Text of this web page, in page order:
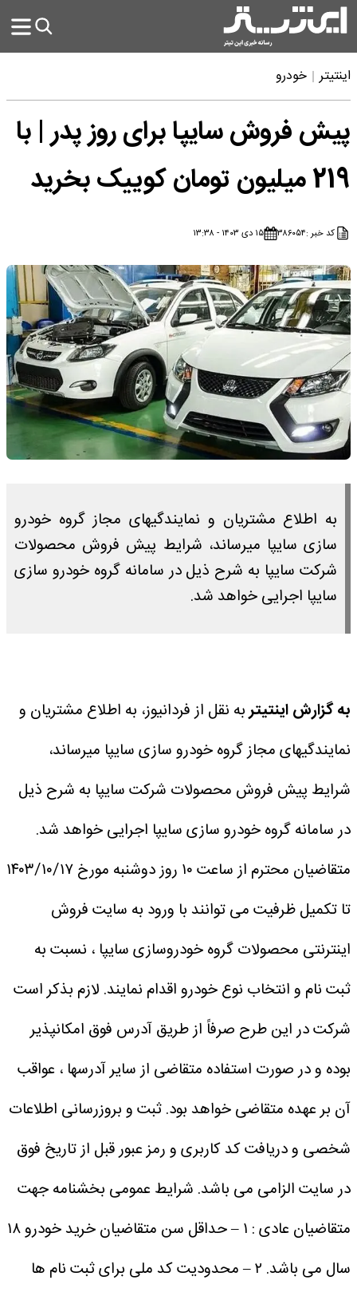
اینتیتر خودرو
پیش فروش سایپا برای روز پدر | با
219 میلیون تومان کوییک بخرید
کد خبر :۳۸۶۰۵۴ ۱۵ دی ۱۴۰۳ - ۱۳:۳۸
به اطلاع مشتریان و نمایندگیهای مجاز گروه خودرو
سازی سایپا میرساند، شرایط پیش فروش محصولات
شرکت سایپا به شرح ذیل در سامانه گروه خودرو سازی
سایپا اجرایی خواهد شد.
به گزارش اینتیتربه نقل از فردانیوز، به اطلاع مشتریان و
نمایندگیهای مجاز گروه خودرو سازی سایپا میرساند،
شرایط پیش فروش محصولات شرکت سایپا به شرح ذیل
در سامانه گروه خودرو سازی سایپا اجرایی خواهد شد.
متقاضیان محترم از ساعت ۱۰ روز دوشنبه مورخ ۱۴۰۳/۱۰/۱۷
تا تکمیل ظرفیت می توانند با ورود به سایت فروش
اینترنتی محصولات گروه خودروسازی سایپا ، نسبت به
ثبت نام و انتخاب نوع خودرو اقدام نمایند. لازم بذکر است
شرکت در این طرح صرفاً از طریق آدرس فوق امکانپذیر
بوده و در صورت استفاده متقاضی از سایر آدرسها ، عواقب
آن بر عهده متقاضی خواهد بود.ثبت و بروزرسانی اطلاعات
شخصی و دریافت کد کاربری و رمز عبور قبل از تاریخ فوق
در سایت الزامی می باشد. شرایط عمومی بخشنامه جهت
متقاضیان عادی :
۱ – حداقل سن متقاضیان خرید خودرو ۱۸
سال می باشد.
۲ – محدودیت کد ملی برای ثبت نام ها